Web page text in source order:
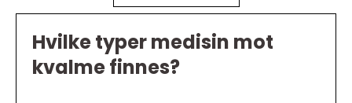
Hvilke typer medisin mot
kvalme finnes?